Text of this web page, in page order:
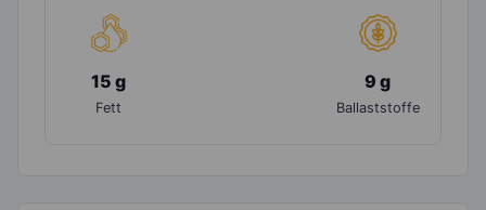
15 g
Fett
9 g
Ballaststoffe